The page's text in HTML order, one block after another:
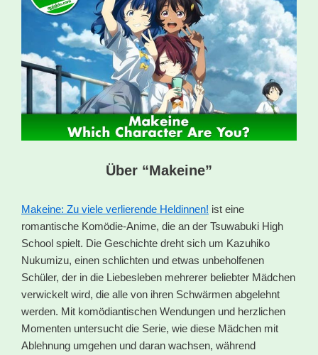
Über “Makeine”
Makeine: Zu viele verlierende Heldinnen! ist eine
romantische Komödie-Anime, die an der Tsuwabuki High
School spielt. Die Geschichte dreht sich um Kazuhiko
Nukumizu, einen schlichten und etwas unbeholfenen
Schüler, der in die Liebesleben mehrerer beliebter Mädchen
verwickelt wird, die alle von ihren Schwärmen abgelehnt
werden. Mit komödiantischen Wendungen und herzlichen
Momenten untersucht die Serie, wie diese Mädchen mit
Ablehnung umgehen und daran wachsen, während